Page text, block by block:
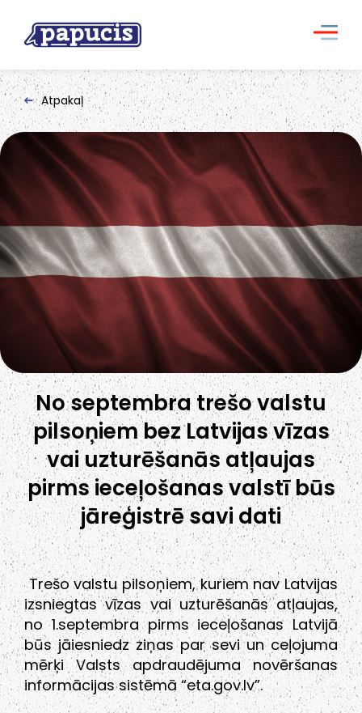
Atpakaļ
No septembra trešo valstu
pilsoņiem bez Latvijas vīzas
vai uzturēšanās atļaujas
pirms ieceļošanas valstī būs
jāreģistrē savi dati
Trešo valstu pilsoņiem, kuriem nav Latvijas
izsniegtas vīzas vai uzturēšanās atļaujas,
no 1.septembra pirms ieceļošanas Latvijā
būs jāiesniedz ziņas par sevi un ceļojuma
mērķi Valsts apdraudējuma novēršanas
informācijas sistēmā “eta.gov.lv”.